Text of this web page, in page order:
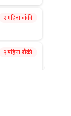
२ महिना बाँकी
२ महिना बाँकी